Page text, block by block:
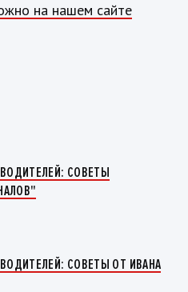
на нашем сайте
СОВЕТЫ
СОВЕТЫ ОТ ИВАНА